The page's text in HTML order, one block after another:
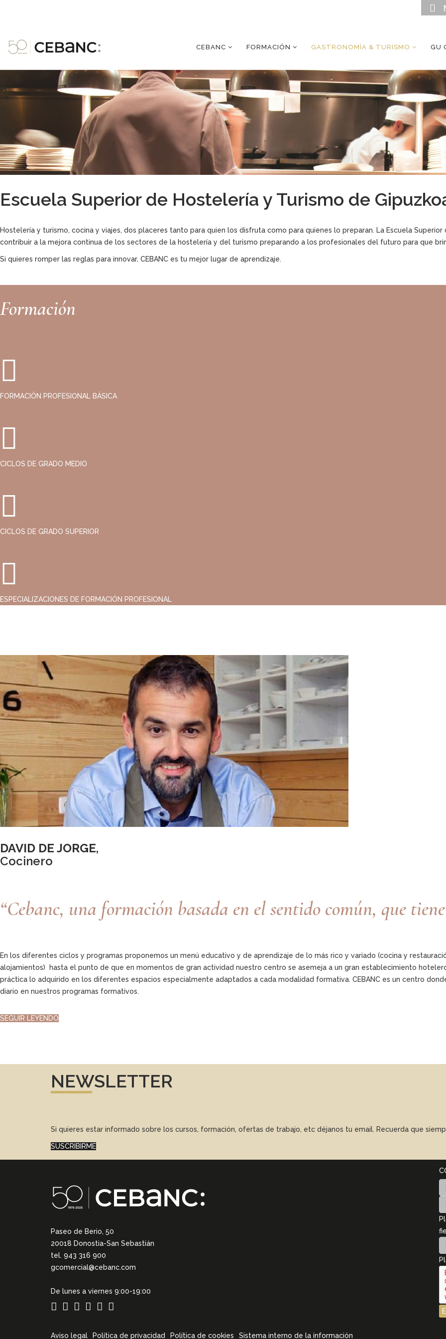
CEBANC FORMACIÓN GASTRONOMÍA & TURISMO GU
Escuela Superior de Hostelería y Turismo de
Hostelería y turismo, cocina y viajes, dos placeres tanto para quien los disfruta como para quienes lo preparan. La Escuela
contribuir a la mejora continua de los sectores de la hostelería y del turismo preparando a los profesionales del futuro para que
Si quieres romper las reglas para innovar, CEBANC es tu mejor lugar de aprendizaje.
Formación
FORMACIÓN PROFESIONAL BÁSICA
CICLOS DE GRADO MEDIO
CICLOS DE GRADO SUPERIOR
ESPECIALIZACIONES DE FORMACIÓN PROFESIONAL
DAVID DE JORGE,
Cocinero
“Cebanc, una formación basada en el sentido común, que tiene
En los diferentes ciclos y programas proponemos un menú educativo y de aprendizaje de lo más rico y variado (cocina y
alojamientos) hasta el punto de que en momentos de gran actividad nuestro centro se asemeja a un gran establecimiento
práctica lo adquirido en los diferentes espacios especialmente adaptados a cada modalidad formativa. CEBANC es un centro
diario en nuestros programas formativos.
SEGUIR LEYENDO
NEWSLETTER
Si quieres estar informado sobre los cursos, formación, ofertas de trabajo, etc déjanos tu email. Recuerda que
SUSCRIBIRME
Paseo de Berio, 50
20018 Donostia-San Sebastián
tel. 943 316 900
gcomercial@cebanc.com
De lunes a viernes 9:00-19:00
Aviso legal Política de privacidad Política de cookies Sistema interno de la información